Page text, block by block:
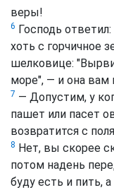
веры!
6 Господь
хоть с горчичное
шелковице:
море", — и она вам
7 — Допустим, у
пашет или пасет
возвратится с
8 Нет, вы скорее
потом надень
буду есть и пить,